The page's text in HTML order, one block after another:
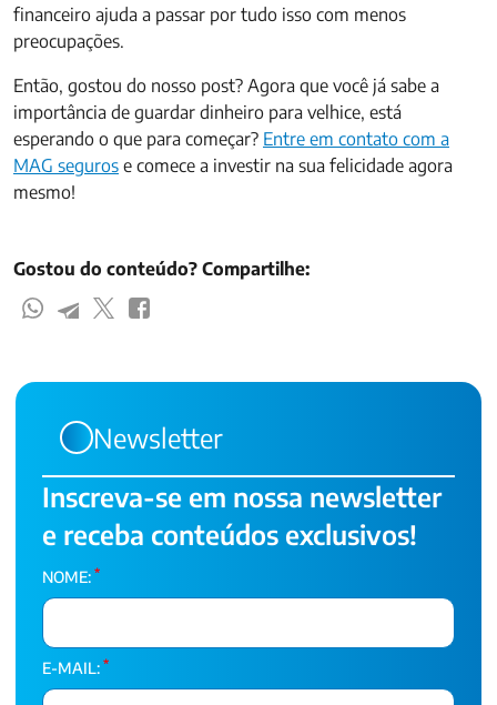
financeiro ajuda a passar por tudo isso com menos
preocupações.
Então, gostou do nosso post? Agora que você já sabe a
importância de guardar dinheiro para velhice, está
esperando o que para começar? Entre em contato com a
MAG seguros e comece a investir na sua felicidade agora
mesmo!
Gostou do conteúdo? Compartilhe:
Newsletter
Inscreva-se em nossa newsletter
e receba conteúdos exclusivos!
NOME: *
E-MAIL: *